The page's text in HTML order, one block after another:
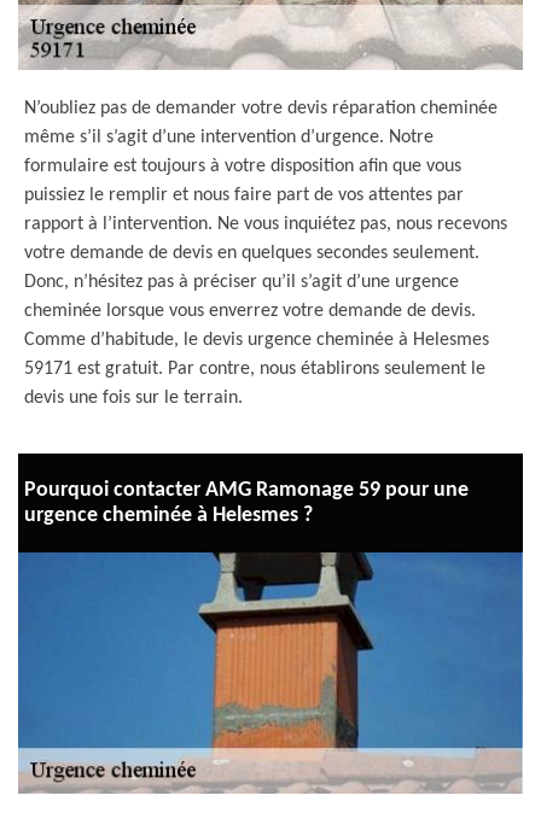
N’oubliez pas de demander votre devis réparation cheminée
même s’il s’agit d’une intervention d’urgence. Notre
formulaire est toujours à votre disposition afin que vous
puissiez le remplir et nous faire part de vos attentes par
rapport à l’intervention. Ne vous inquiétez pas, nous recevons
votre demande de devis en quelques secondes seulement.
Donc, n’hésitez pas à préciser qu’il s’agit d’une urgence
cheminée lorsque vous enverrez votre demande de devis.
Comme d’habitude, le devis urgence cheminée à Helesmes
59171 est gratuit. Par contre, nous établirons seulement le
devis une fois sur le terrain.
Pourquoi contacter AMG Ramonage 59 pour une
urgence cheminée à Helesmes ?